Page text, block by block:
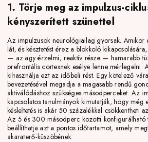
1. Törje meg az impulzus-
kényszerített szünettel
Az impulzusok neurológiailag gyorsak. Amikor
lát, és késztetést érez a blokkoló
— az agy érzelmi, reaktív része — hamarabb
prefrontális cortexnek esélye lenne mérlegelni.
kihasználja ezt az időbeli rést. Egy kötelező
bevezetésével megadja a magasabb rendű
aktiválódáshoz szükséges másodperceket. Az
kapcsolatos tanulmányok kimutatják, hogy még
késleltetés is akár 50 százalékkal csökkentheti
Az 5 és 300 másodperc közötti konfigurálható
beállíthatja azt a pontos időtartamot, amely
akaraterő-küszöbének.